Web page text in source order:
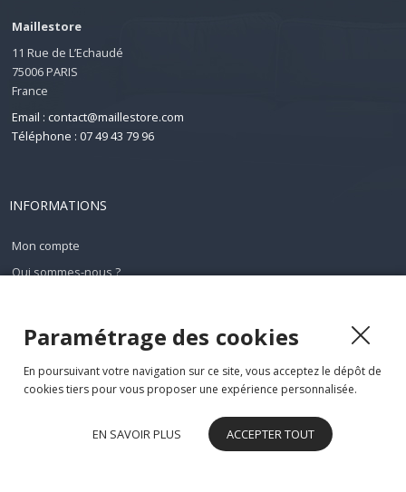
Maillestore
11 Rue de L’Echaudé
75006 PARIS
France
Email : contact@maillestore.com
Téléphone : 07 49 43 79 96
INFORMATIONS
Mon compte
Qui sommes-nous ?
Plan du site
Contact
Paramétrage des cookies
En poursuivant votre navigation sur ce site, vous acceptez le dépôt de
cookies tiers pour vous proposer une expérience personnalisée.
EN SAVOIR PLUS ACCEPTER TOUT